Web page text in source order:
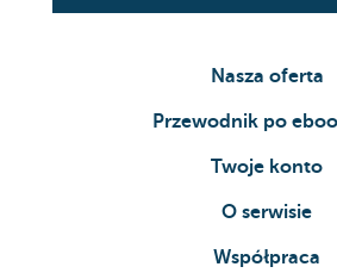
Nasza oferta
Przewodnik po
Twoje konto
O serwisie
Współpraca